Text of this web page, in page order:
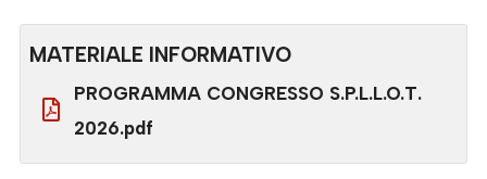
MATERIALE INFORMATIVO
PROGRAMMA CONGRESSO S.P.L.L.O.T.
2026.pdf